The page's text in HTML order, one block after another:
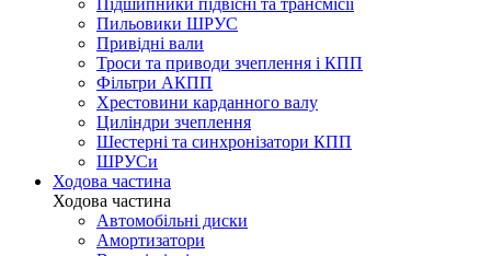
Підшипники підвісні та трансмісії
Пильовики ШРУС
Привідні вали
Троси та приводи зчеплення і КПП
Фільтри АКПП
Хрестовини карданного валу
Циліндри зчеплення
Шестерні та синхронізатори КПП
ШРУСи
Ходова частина
Ходова частина
Автомобільні диски
Амортизатори